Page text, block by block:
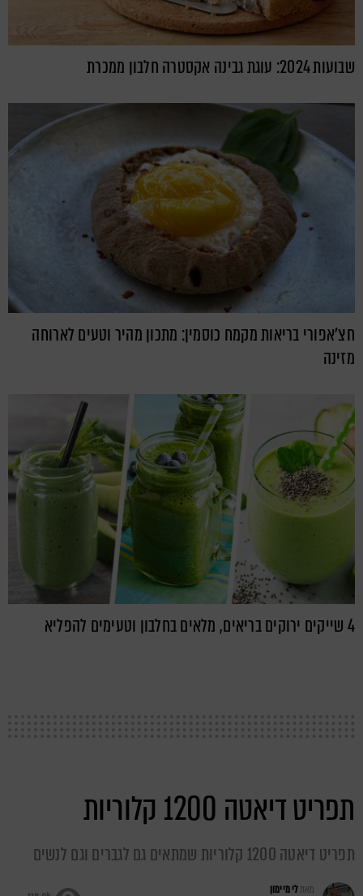
שבועות 2024: עוגת גבינה אקסטרה חלבון ממכרת
חצ'אפורי בריאות מקמח כוסמין: מתכון מהיר וטעים לארוחה
מזינה
4 שייקים ירוקים בריאים, מלאים בחלבון וטעימים להפליא
תפריט דיאטה 1200 קלוריות
תפריט דיאטה 1200 קלוריות שמתאים גם לגברים וגם לנשים
מאתלי מיימון